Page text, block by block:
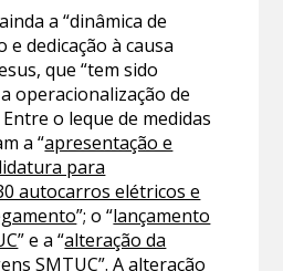
a “dinâmica de
dedicação à causa
que “tem sido
operacionalização de
o leque de medidas
a “apresentação e
para
autocarros elétricos e
”; o “lançamento
” e a “alteração da
SMTUC”. A alteração